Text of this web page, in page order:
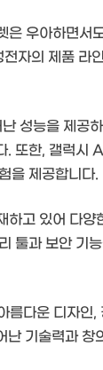
우아하면서
자의 제품 라
성능을 제공
. 또한, 갤럭시
을 제공합니다.
고 있어 다양
툴과 보안 기
다운 디자인
기술력과